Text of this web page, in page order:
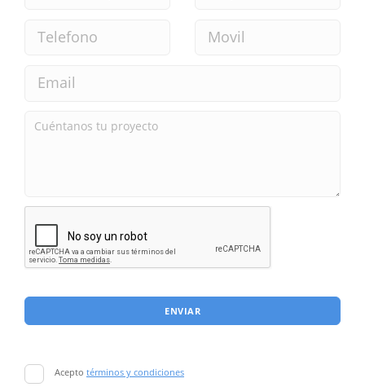
ENVIAR
Acepto términos y condiciones